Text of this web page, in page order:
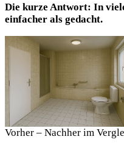
Die kurze Antwort: In
einfacher als gedacht.
Vorher – Nachher im